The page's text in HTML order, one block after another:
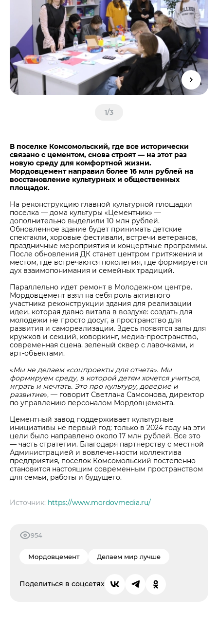
1/3
В поселке Комсомольский, где все исторически
связано с цементом, снова строят — на этот раз
новую среду для комфортной жизни.
Мордовцемент направил более 16 млн рублей на
восстановление культурных и общественных
площадок.
На реконструкцию главной культурной площадки
поселка — дома культуры «Цементник» —
дополнительно выделили 10 млн рублей.
Обновленное здание будет принимать детские
спектакли, хоровые фестивали, встречи ветеранов,
праздничные мероприятия и концертные программы.
После обновления ДК станет центром притяжения и
местом, где встречаются поколения, где формируется
дух взаимопонимания и семейных традиций.
Параллельно идет ремонт в Молодежном центре.
Мордовцемент взял на себя роль активного
участника реконструкции здания для реализации
идеи, которая давно витала в воздухе: создать для
молодежи не просто досуг, а пространство для
развития и самореализации. Здесь появятся залы для
кружков и секций, коворкинг, медиа-пространство,
современная сцена, зеленый сквер с лавочками, и
арт-объектами.
«Мы не делаем «соцпроекты для отчета». Мы
формируем среду, в которой детям хочется учиться,
играть и мечтать. Это про культуру, доверие и
развитие», — говорит Светлана Самсонова, директор
по управлению персоналом Мордовцемента.
Цементный завод поддерживает культурные
инициативы не первый год: только в 2024 году на эти
цели было направлено около 17 млн рублей. Все это
— часть стратегии. Благодаря партнерству с местной
Администрацией и вовлеченности коллектива
предприятия, поселок Комсомольский постепенно
становится настоящим современным пространством
для семьи, работы и будущего.
Источник: https://www.mordovmedia.ru/
954
Мордовцемент Делаем мир лучше
Поделиться в соцсетях
Центры дистрибуции
Реализация ТМЦ и непрофильных активов
Политика в области закупок
В помощь поставщику
Не только цемент
Люди ЦЕМРОСа
Технологии и тренды
Издание для клиентов
Аналитика цементной отрасли
Медиабанк
Контакты для СМИ
Служба доверия